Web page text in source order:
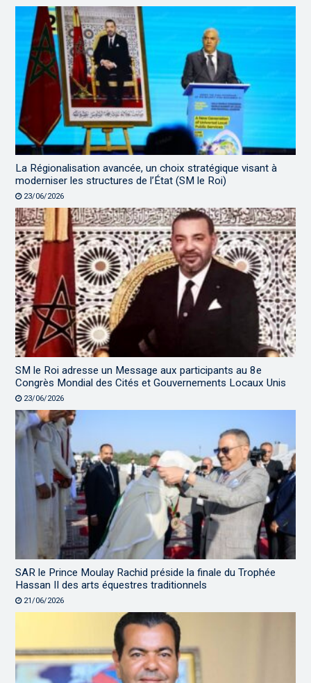
La Régionalisation avancée, un choix stratégique visant à
moderniser les structures de l’État (SM le Roi)
23/06/2026
SM le Roi adresse un Message aux participants au 8e
Congrès Mondial des Cités et Gouvernements Locaux Unis
23/06/2026
SAR le Prince Moulay Rachid préside la finale du Trophée
Hassan II des arts équestres traditionnels
21/06/2026